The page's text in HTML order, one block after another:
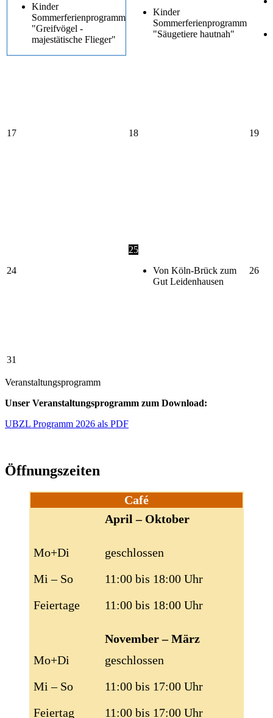
Kinder
Sommerferienprogramm
"Greifvögel -
majestätische Flieger"
Kinder
Sommerferienprogramm
"Säugetiere hautnah"
17 18 19
24
25
Von Köln-Brück zum
Gut Leidenhausen
26
31
Veranstaltungsprogramm
Unser Veranstaltungsprogramm zum Download:
UBZL Programm 2026 als PDF
Öffnungszeiten
Café
April – Oktober
Mo+Di
Mi – So
Feiertage
geschlossen
11:00 bis 18:00 Uhr
11:00 bis 18:00 Uhr
November – März
Mo+Di
Mi – So
Feiertag
geschlossen
11:00 bis 17:00 Uhr
11:00 bis 17:00 Uhr